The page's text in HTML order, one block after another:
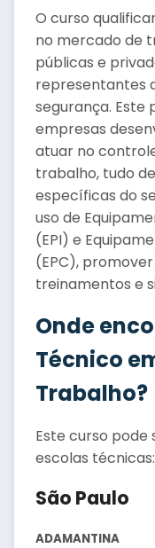
O curso
no mercado de
públicas e
representantes
segurança. Este
empresas
atuar no
trabalho, tudo
específicas do
uso de
(EPI) e
(EPC),
treinamentos e
Onde
Técnico
Trabalho?
Este curso pode
escolas técnicas:
São Paulo
ADAMANTINA